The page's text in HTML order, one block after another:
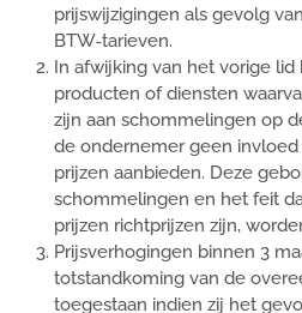
prijswijzigingen als gevolg
BTW‑tarieven.
In afwijking van het vorige
producten of diensten
zijn aan schommelingen op
de ondernemer geen
prijzen aanbieden. Deze
schommelingen en het feit
prijzen richtprijzen zijn,
Prijsverhogingen binnen 3
totstandkoming van de
toegestaan indien zij het